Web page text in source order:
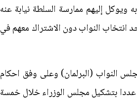
ويوكل إليهم ممارسة السلطة نيابة عنه
انتخاب النواب دون الاشتراك معهم في
النواب (البرلمان) وعلى وفق احكام
عددا بتشكيل مجلس الوزراء خلال خمسة